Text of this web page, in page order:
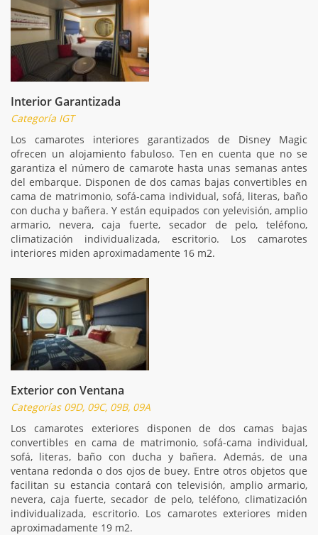
Interior Garantizada
Categoría IGT
Los camarotes interiores garantizados de Disney Magic
ofrecen un alojamiento fabuloso. Ten en cuenta que no se
garantiza el número de camarote hasta unas semanas antes
del embarque. Disponen de dos camas bajas convertibles en
cama de matrimonio, sofá-cama individual, sofá, literas, baño
con ducha y bañera. Y están equipados con yelevisión, amplio
armario, nevera, caja fuerte, secador de pelo, teléfono,
climatización individualizada, escritorio. Los camarotes
interiores miden aproximadamente 16 m2.
Exterior con Ventana
Categorías 09D, 09C, 09B, 09A
Los camarotes exteriores disponen de dos camas bajas
convertibles en cama de matrimonio, sofá-cama individual,
sofá, literas, baño con ducha y bañera. Además, de una
ventana redonda o dos ojos de buey. Entre otros objetos que
facilitan su estancia contará con televisión, amplio armario,
nevera, caja fuerte, secador de pelo, teléfono, climatización
individualizada, escritorio. Los camarotes exteriores miden
aproximadamente 19 m2.